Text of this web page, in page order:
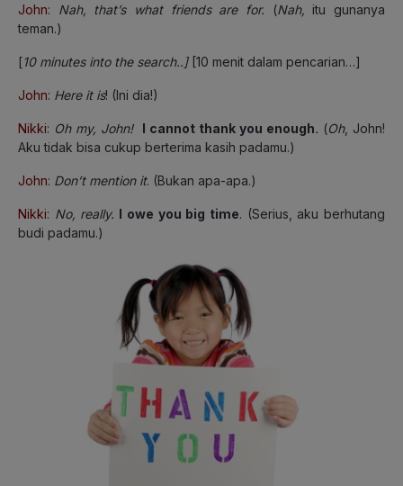
John: Nah, that’s what friends are for. (Nah, itu gunanya
teman.)
[10 minutes into the search..][10 menit dalam pencarian…]
John: Here it is! (Ini dia!)
Nikki: Oh my, John! I cannot thank you enough. (Oh, John!
Aku tidak bisa cukup berterima kasih padamu.)
John: Don’t mention it. (Bukan apa-apa.)
Nikki: No, really. I owe you big time. (Serius, aku berhutang
budi padamu.)